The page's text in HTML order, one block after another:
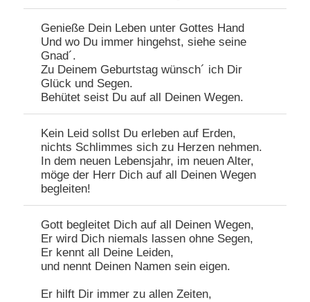
Genieße Dein Leben unter Gottes Hand
Und wo Du immer hingehst, siehe seine
Gnad´.
Zu Deinem Geburtstag wünsch´ ich Dir
Glück und Segen.
Behütet seist Du auf all Deinen Wegen.
Kein Leid sollst Du erleben auf Erden,
nichts Schlimmes sich zu Herzen nehmen.
In dem neuen Lebensjahr, im neuen Alter,
möge der Herr Dich auf all Deinen Wegen
begleiten!
Gott begleitet Dich auf all Deinen Wegen,
Er wird Dich niemals lassen ohne Segen,
Er kennt all Deine Leiden,
und nennt Deinen Namen sein eigen.
Er hilft Dir immer zu allen Zeiten,